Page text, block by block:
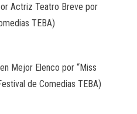
Actriz Teatro Breve por
TEBA)
Mejor Elenco por “Miss
de Comedias TEBA)